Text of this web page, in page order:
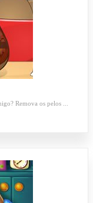
Remova os pelos ...